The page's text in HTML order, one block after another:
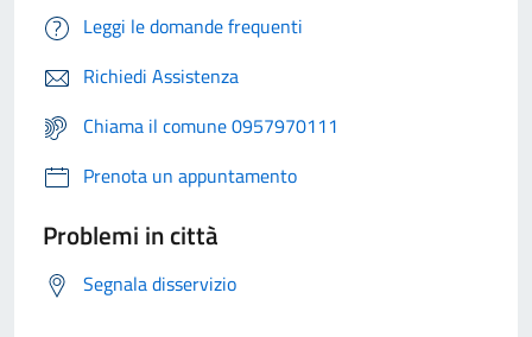
Leggi le domande frequenti
Richiedi Assistenza
Chiama il comune 0957970111
Prenota un appuntamento
Problemi in città
Segnala disservizio